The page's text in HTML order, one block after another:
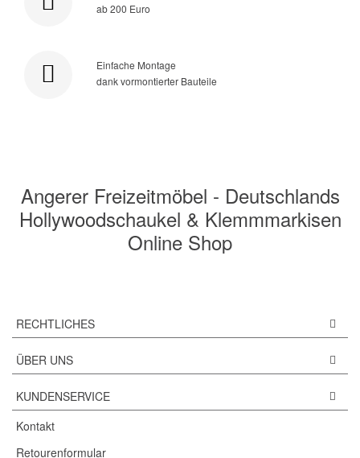
ab 200 Euro
Einfache Montage
dank vormontierter Bauteile
Angerer Freizeitmöbel - Deutschlands
Hollywoodschaukel & Klemmmarkisen
Online Shop
RECHTLICHES
ÜBER UNS
KUNDENSERVICE
Kontakt
Retourenformular